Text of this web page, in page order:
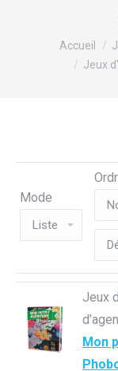
Vous êtes ici :
Accueil
Jeux
Mode
Jeux
Mon